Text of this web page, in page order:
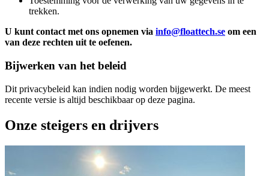
trekken.
U kunt contact met ons opnemen via info@floattech.se om een
van deze rechten uit te oefenen.
Bijwerken van het beleid
Dit privacybeleid kan indien nodig worden bijgewerkt. De meest
recente versie is altijd beschikbaar op deze pagina.
Onze steigers en drijvers